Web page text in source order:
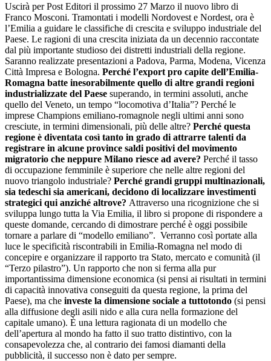
Uscirà per Post Editori il prossimo 27 Marzo il nuovo libro di
Franco Mosconi. Tramontati i modelli Nordovest e Nordest, ora è
l’Emilia a guidare le classifiche di crescita e sviluppo industriale del
Paese. Le ragioni di una crescita iniziata da un decennio raccontate
dal più importante studioso dei distretti industriali della regione.
Saranno realizzate presentazioni a Padova, Parma, Modena, Vicenza
Città Impresa e Bologna. Perché l’export pro capite dell’Emilia-
Romagna batte inesorabilmente quello di altre grandi regioni
industrializzate del Paese superando, in termini assoluti, anche
quello del Veneto, un tempo “locomotiva d’Italia”? Perché le
imprese Champions emiliano-romagnole negli ultimi anni sono
cresciute, in termini dimensionali, più delle altre? Perché questa
regione è diventata così tanto in grado di attrarre talenti da
registrare in alcune province saldi positivi del movimento
migratorio che neppure Milano riesce ad avere? Perché il tasso
di occupazione femminile è superiore che nelle altre regioni del
nuovo triangolo industriale? Perché grandi gruppi multinazionali,
sia tedeschi sia americani, decidono di localizzare investimenti
strategici qui anziché altrove? Attraverso una ricognizione che si
sviluppa lungo tutta la Via Emilia, il libro si propone di rispondere a
queste domande, cercando di dimostrare perché è oggi possibile
tornare a parlare di “modello emiliano”. Verranno così portate alla
luce le specificità riscontrabili in Emilia-Romagna nel modo di
concepire e organizzare il rapporto tra Stato, mercato e comunità (il
“Terzo pilastro”). Un rapporto che non si ferma alla pur
importantissima dimensione economica (si pensi ai risultati in termini
di capacità innovativa conseguiti da questa regione, la prima del
Paese), ma che investe la dimensione sociale a tuttotondo (si pensi
alla diffusione degli asili nido e alla cura nella formazione del
capitale umano). È una lettura ragionata di un modello che
dell’apertura al mondo ha fatto il suo tratto distintivo, con la
consapevolezza che, al contrario dei famosi diamanti della
pubblicità, il successo non è dato per sempre.